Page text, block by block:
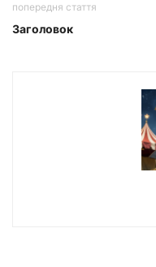
попередня стаття
Заголовок